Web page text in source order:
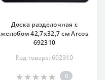
Доска разделочная с
желобом 42,7х32,7 см Arcos
692310
Код товара: 692310
0